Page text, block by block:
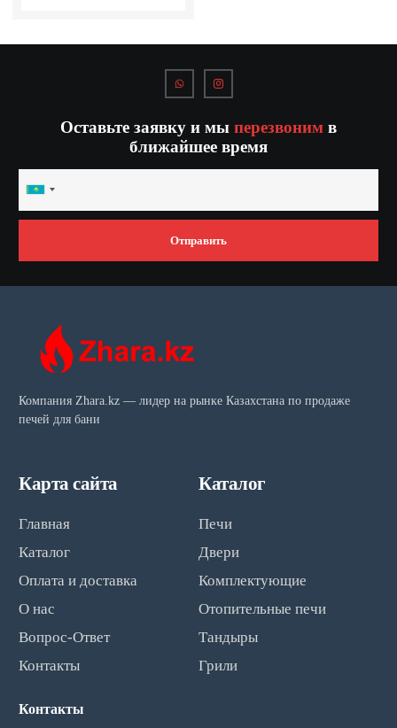
Оставьте заявку и мы перезвоним в
ближайшее время
Kazakhstan
+7
Отправить
Компания Zhara.kz — лидер на рынке Казахстана по продаже
печей для бани
Карта сайта
Главная
Каталог
Оплата и доставка
О нас
Вопрос-Ответ
Контакты
Каталог
Печи
Двери
Комплектующие
Отопительные печи
Тандыры
Грили
Контакты